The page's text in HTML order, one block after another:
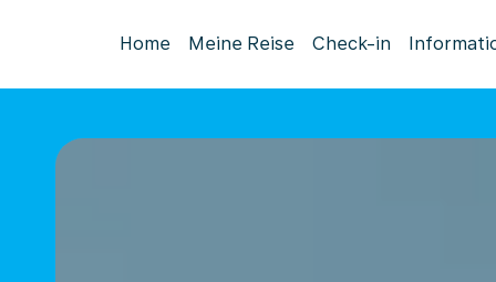
Home Meine Reise Check-in